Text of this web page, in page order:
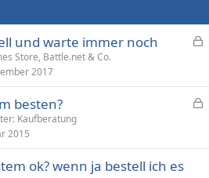
p
e
und warte immer noch
Store, Battle.net & Co.
2017
p
besten?
Kaufberatung
2015
ok? wenn ja bestell ich es